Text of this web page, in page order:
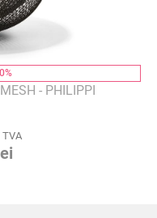
- PHILIPPI